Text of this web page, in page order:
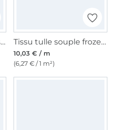
Tissu panne de velours, rouge foncé Tissu tulle souple frozen chrystals, blanc
10,03 € / m
(6,27 € / 1 m²)